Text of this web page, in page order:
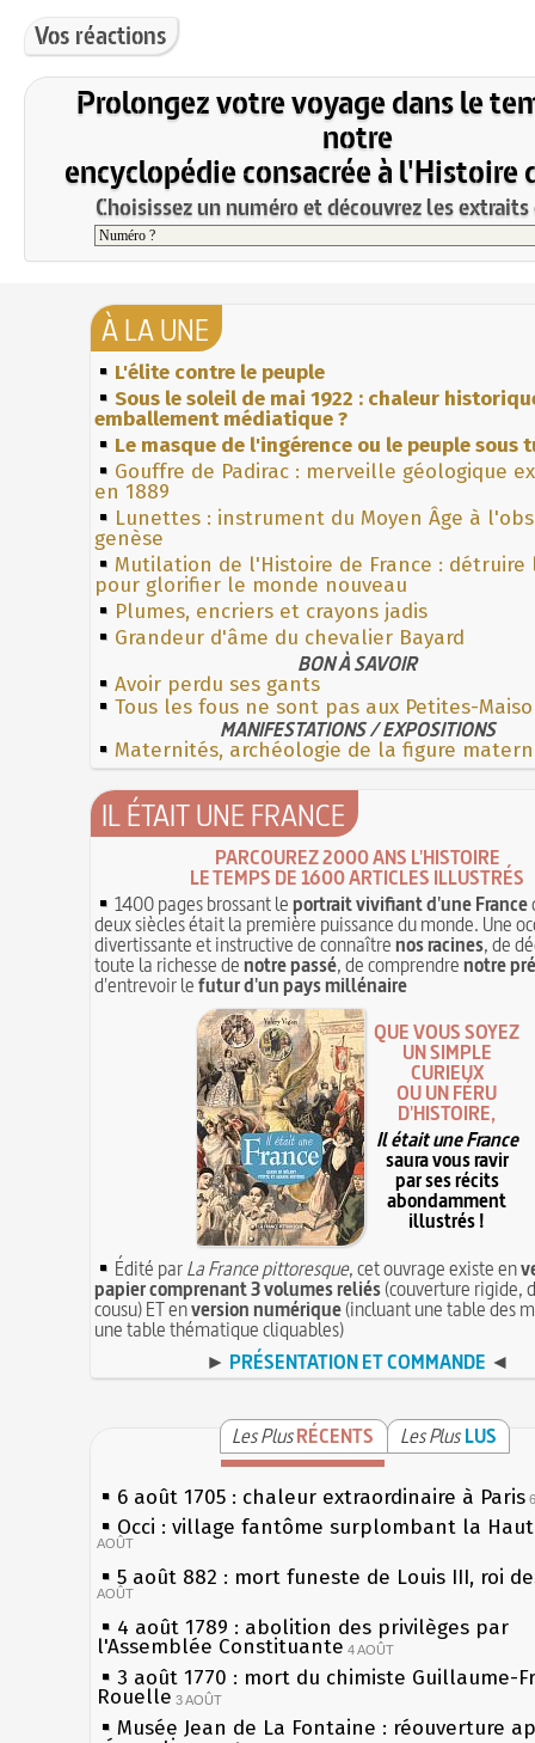
Vos réactions
Prolongez votre voyage dans le
notre
encyclopédie consacrée à l'Histoire
Choisissez un numéro et découvrez les
À LA UNE
L'élite contre le peuple
Sous le soleil de mai 1922 : chaleur
emballement médiatique ?
Le masque de l'ingérence ou le peuple sous
Gouffre de Padirac : merveille géologique
en 1889
Lunettes : instrument du Moyen Âge à
genèse
Mutilation de l'Histoire de France : détruire
pour glorifier le monde nouveau
Plumes, encriers et crayons jadis
Grandeur d'âme du chevalier Bayard
BON À SAVOIR
Avoir perdu ses gants
Tous les fous ne sont pas aux Petites-
MANIFESTATIONS / EXPOSITIONS
Maternités, archéologie de la figure
IL ÉTAIT UNE FRANCE
PARCOUREZ 2000 ANS L'HISTOIRE
LE TEMPS DE 1600 ARTICLES ILLUSTRÉS
1400 pages brossant leportrait vivifiant d'une France
deux siècles était la première puissance du monde. Une
divertissante et instructive de connaîtrenos racines, de
toute la richesse denotre passé, de comprendrenotre
d'entrevoir lefutur d'un pays millénaire
QUE VOUS SOYEZ
UN SIMPLE
CURIEUX
OU UN FÉRU
D'HISTOIRE,
Il était une France
saura vous ravir
par ses récits
abondamment
illustrés !
Édité parLa France pittoresque, cet ouvrage existe en
papier comprenant 3 volumes reliés(couverture rigide,
cousu) ET enversion numérique(incluant une table des
une table thématique cliquables)
► PRÉSENTATION ET COMMANDE ◄
Les PlusRÉCENTS Les Plus LUS
6 août 1705 : chaleur extraordinaire à Paris
Occi : village fantôme surplombant la
AOÛT
5 août 882 : mort funeste de Louis III, roi
AOÛT
4 août 1789 : abolition des privilèges par
l'Assemblée Constituante 4 AOÛT
3 août 1770 : mort du chimiste Guillaume-
Rouelle 3 AOÛT
Musée Jean de La Fontaine : réouverture